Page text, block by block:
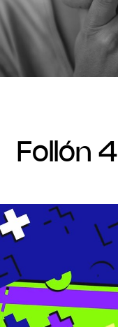
follón 4